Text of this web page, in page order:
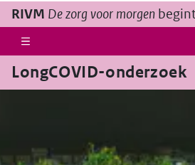
RIVM De zorg voor morgen
LongCOVID-onderzoek